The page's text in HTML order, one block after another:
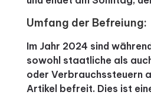
Umfang der Befreiung:
Im Jahr 2024 sind
sowohl staatliche als
oder Verbrauchssteuern
Artikel befreit. Dies ist